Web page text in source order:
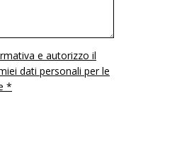
e autorizzo il
dati personali per le
*